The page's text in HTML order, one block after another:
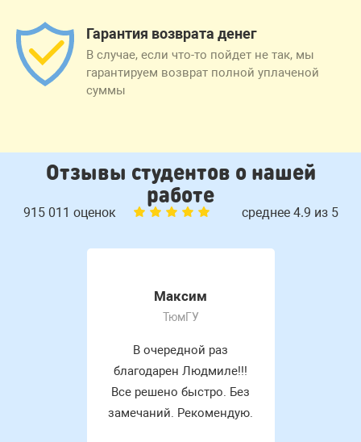
Гарантия возврата денег
В случае, если что-то пойдет не так, мы
гарантируем возврат полной уплаченой
суммы
Отзывы студентов о нашей
работе
915 011 оценок среднее 4.9 из 5
Максим
ТюмГУ
В очередной раз
благодарен Людмиле!!!
Все решено быстро. Без
замечаний. Рекомендую.